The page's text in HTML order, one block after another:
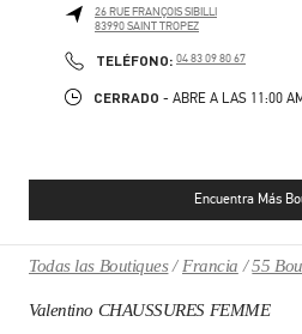
26 RUE FRANÇOIS SIBILLI
83990SAINT TROPEZ
TELÉFONO: PHONE
04 83 09 80 67
CERRADO - ABRE A LAS 11:00
Encuentra Más
Todas las Boutiques Francia 55
Valentino CHAUSSURES FEMME